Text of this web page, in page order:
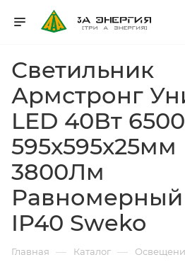
Светильник
Армстронг
LED 40Вт
595х595х25мм
3800Лм
Равномерный
IP40 Sweko
Главная — Каталог —